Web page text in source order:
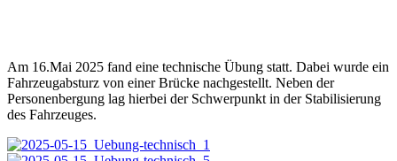
Am 16.Mai 2025 fand eine technische Übung statt. Dabei wurde ein
Fahrzeugabsturz von einer Brücke nachgestellt. Neben der
Personenbergung lag hierbei der Schwerpunkt in der Stabilisierung
des Fahrzeuges.